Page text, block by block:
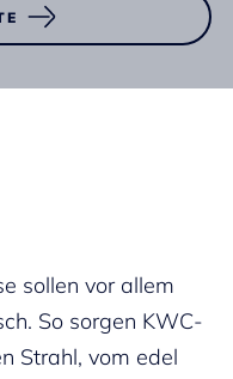
sollen vor allem
So sorgen KWC-
Strahl, vom edel